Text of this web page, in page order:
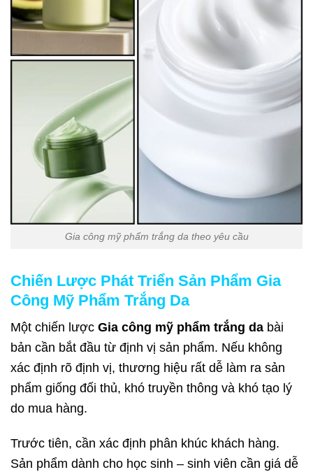
Gia công mỹ phẩm trắng da theo yêu cầu
Chiến Lược Phát Triển Sản Phẩm Gia
Công Mỹ Phẩm Trắng Da
Một chiến lược Gia công mỹ phẩm trắng da bài
bản cần bắt đầu từ định vị sản phẩm. Nếu không
xác định rõ định vị, thương hiệu rất dễ làm ra sản
phẩm giống đối thủ, khó truyền thông và khó tạo lý
do mua hàng.
Trước tiên, cần xác định phân khúc khách hàng.
Sản phẩm dành cho học sinh – sinh viên cần giá dễ